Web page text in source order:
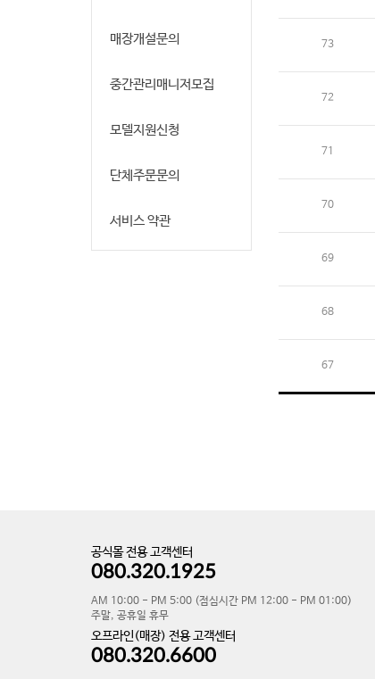
매장개설문의
중간관리매니저모집
모델지원신청
단체주문문의
서비스 약관
73
72
71
70
69
68
67
공식몰 전용 고객센터
080.320.1925
AM 10:00 - PM 5:00 (점심시간 PM 12:00 - PM 01:00)
주말, 공휴일 휴무
오프라인(매장) 전용 고객센터
080.320.6600